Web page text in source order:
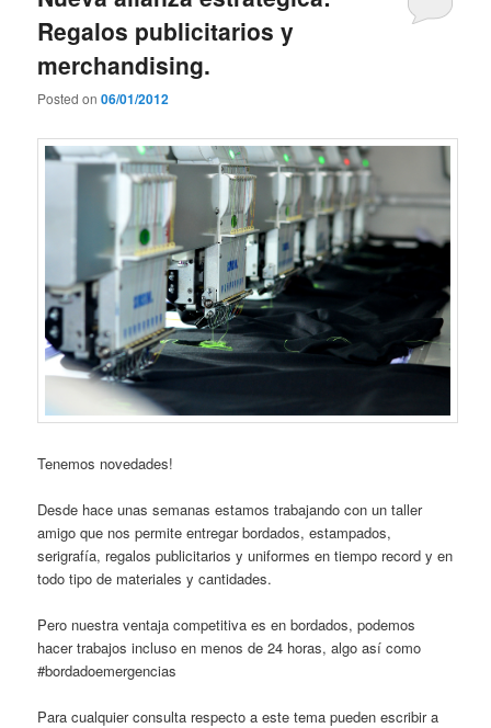
Regalos publicitarios y
merchandising.
Posted on06/01/2012
Tenemos novedades!
Desde hace unas semanas estamos trabajando con un taller
amigo que nos permite entregar bordados, estampados,
serigrafía, regalos publicitarios y uniformes en tiempo record y en
todo tipo de materiales y cantidades.
Pero nuestra ventaja competitiva es en bordados, podemos
hacer trabajos incluso en menos de 24 horas, algo así como
#bordadoemergencias
Para cualquier consulta respecto a este tema pueden escribir a